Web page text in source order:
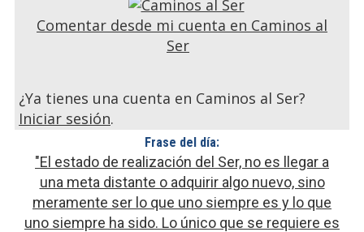
Comentar desde mi cuenta en Caminos al
Ser
¿Ya tienes una cuenta en Caminos al Ser?
Iniciar sesión.
Frase del día:
"El estado de realización del Ser, no es llegar a
una meta distante o adquirir algo nuevo, sino
meramente ser lo que uno siempre es y lo que
uno siempre ha sido. Lo único que se requiere es